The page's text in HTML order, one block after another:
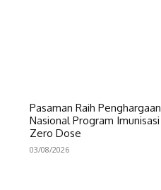
Pasaman Raih Penghargaan
Nasional Program Imunisasi
Zero Dose
03/08/2026